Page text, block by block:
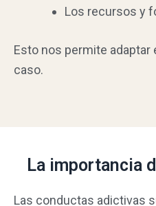
Los recursos y
Esto nos permite adaptar
caso.
La importancia
Las conductas adictivas